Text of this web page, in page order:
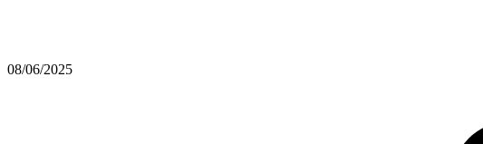
08/06/2025